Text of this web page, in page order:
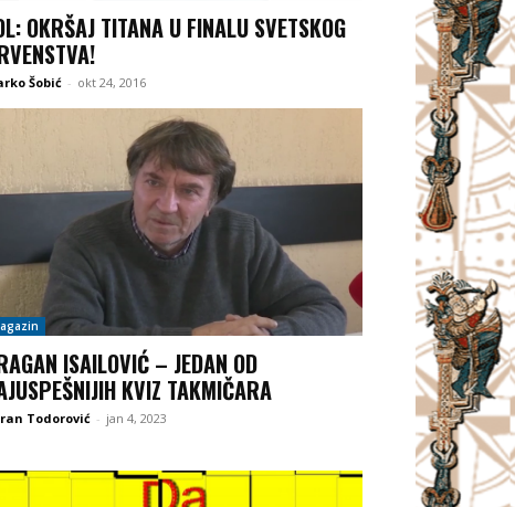
OKRŠAJ TITANA U FINALU SVETSKOG
Šobić - okt 24, 2016
ISAILOVIĆ – JEDAN OD
KVIZ TAKMIČARA
Todorović - jan 4, 2023